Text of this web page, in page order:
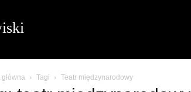
Tagi Teatr międzynarodowy